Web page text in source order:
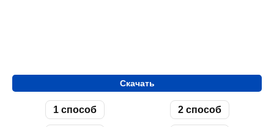
Скачать
1 способ 2 способ